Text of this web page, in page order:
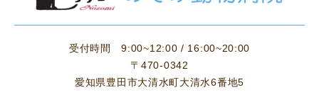
受付時間
9:00~12:00 / 16:00~20:00
〒470-0342
愛知県豊田市大清水町大清水6番地5